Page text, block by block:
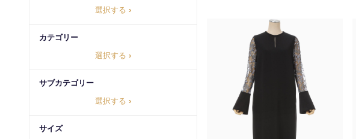
選択する ›
カテゴリー
選択する ›
サブカテゴリー
選択する ›
サイズ